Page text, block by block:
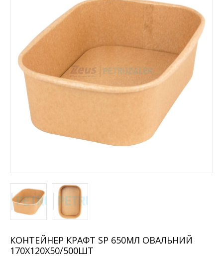
КОНТЕЙНЕР КРАФТ SP 650МЛ ОВАЛЬНИЙ
170Х120X50/500ШТ